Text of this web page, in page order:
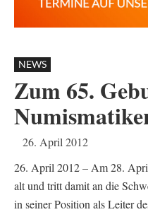
NEWS
Zum 65.
26. April 2012
26. April 2012 – Am 28.
alt und tritt damit an die
in seiner Position als Leiter